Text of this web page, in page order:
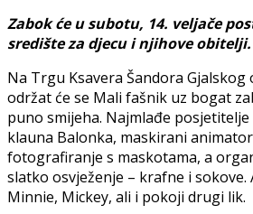
Zabok će u subotu, 14. veljače
središte za djecu i njihove obitelji.
Na Trgu Ksavera Šandora Gjalskog
održat će se Mali fašnik uz bogat
puno smijeha. Najmlađe
klauna Balonka, maskirani
fotografiranje s maskotama, a
slatko osvježenje – krafne i sokove.
Minnie, Mickey, ali i pokoji drugi lik.